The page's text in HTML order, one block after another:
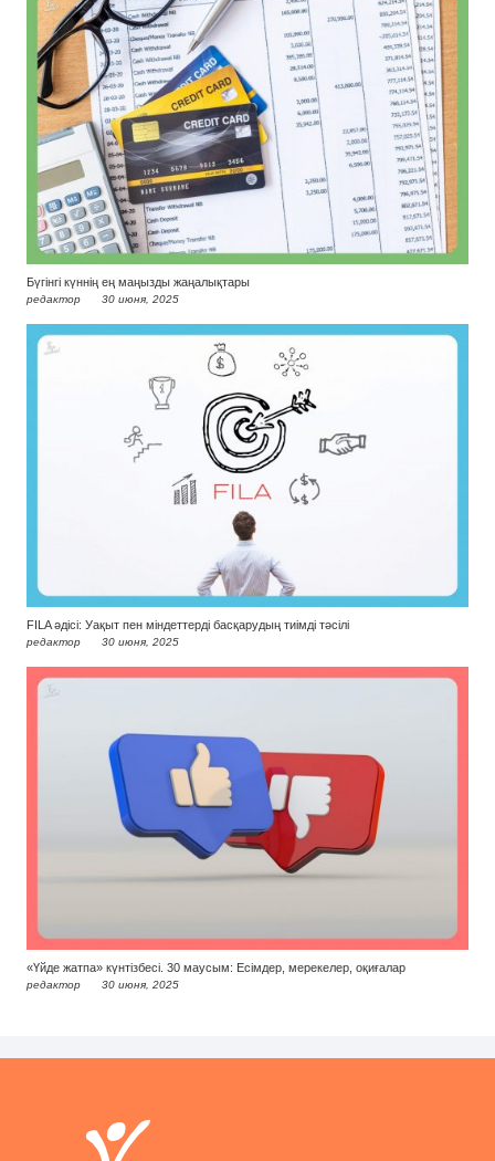
Бүгінгі күннің ең маңызды жаңалықтары
редактор 30 июня, 2025
FILA әдісі: Уақыт пен міндеттерді басқарудың тиімді тәсілі
редактор 30 июня, 2025
«Үйде жатпа» күнтізбесі. 30 маусым: Есімдер, мерекелер, оқиғалар
редактор 30 июня, 2025